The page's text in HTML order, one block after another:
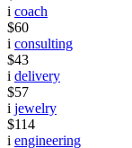
i coach
$60
i consulting
$43
i delivery
$57
i jewelry
$114
i engineering